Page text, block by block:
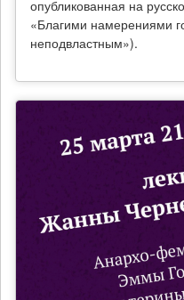
опубликованная на
«Благими намерениями
неподвластным»).